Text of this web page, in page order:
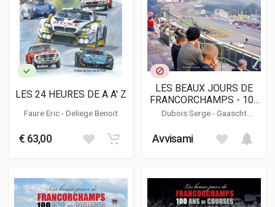
LES 24 HEURES DE A A' Z
Faure Eric-Deliege Benoit
€ 63,00
LES BEAUX JOURS DE
FRANCORCHAMPS - 100
ANS DE COURSE - TOME
Dubois Serge-Gaascht
Avvisami